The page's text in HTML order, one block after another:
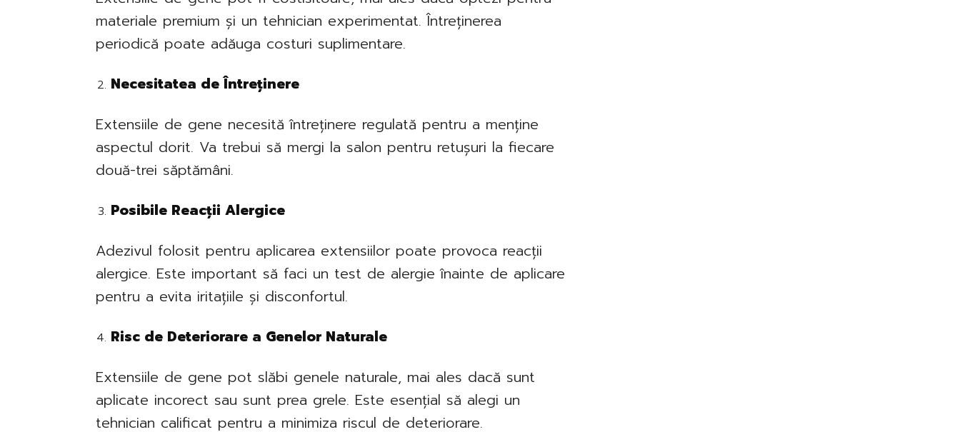
materiale premium și un tehnician experimentat. Întreținerea
periodică poate adăuga costuri suplimentare.
Necesitatea de Întreținere
Extensiile de gene necesită întreținere regulată pentru a menține
aspectul dorit. Va trebui să mergi la salon pentru retușuri la fiecare
două-trei săptămâni.
Posibile Reacții Alergice
Adezivul folosit pentru aplicarea extensiilor poate provoca reacții
alergice. Este important să faci un test de alergie înainte de aplicare
pentru a evita iritațiile și disconfortul.
Risc de Deteriorare a Genelor Naturale
Extensiile de gene pot slăbi genele naturale, mai ales dacă sunt
aplicate incorect sau sunt prea grele. Este esențial să alegi un
tehnician calificat pentru a minimiza riscul de deteriorare.